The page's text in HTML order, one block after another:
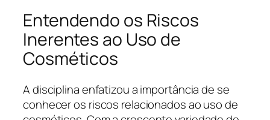
Entendendo os Riscos
Inerentes ao Uso de
Cosméticos
A disciplina enfatizou a importância de se
conhecer os riscos relacionados ao uso de